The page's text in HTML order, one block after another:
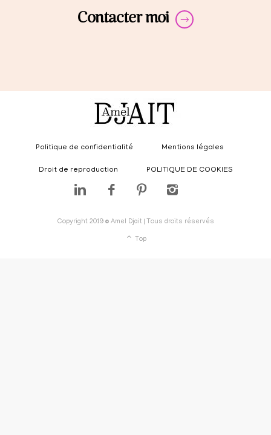
Contacter moi
Politique de confidentialité Mentions légales
Droit de reproduction POLITIQUE DE COOKIES
Copyright 2019 © Amel Djait | Tous droits réservés
Top